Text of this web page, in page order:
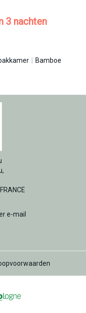
3 nachten
Bamboe
e-mail